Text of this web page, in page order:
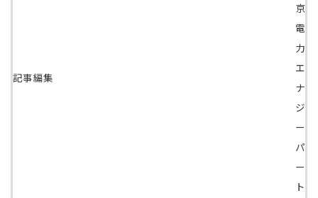
記事編集
京
電
力
エ
ナ
ジ
ー
パ
ー
ト